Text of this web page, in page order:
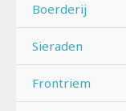
Boerderij
Sieraden
Frontriem